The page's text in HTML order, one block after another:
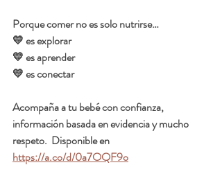
Porque comer no es solo nutrirse…
💛 es explorar
💛 es aprender
💛 es conectar
Acompaña a tu bebé con confianza,
información basada en evidencia y mucho
respeto.  Disponible en
https://a.co/d/0a7OQF9o